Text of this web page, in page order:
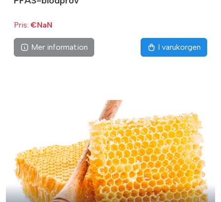
Pris: €NaN
Mer information I varukorgen